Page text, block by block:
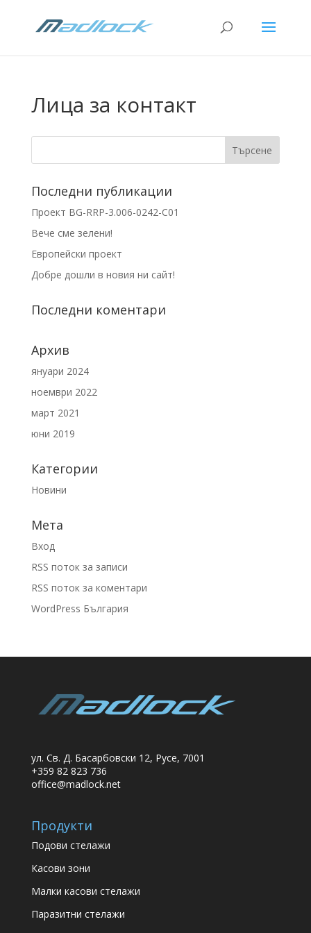
Лица за контакт
Последни публикации
Проект BG-RRP-3.006-0242-C01
Вече сме зелени!
Европейски проект
Добре дошли в новия ни сайт!
Последни коментари
Архив
януари 2024
ноември 2022
март 2021
юни 2019
Категории
Новини
Мета
Вход
RSS поток за записи
RSS поток за коментари
WordPress България
ул. Св. Д. Басарбовски 12, Русе, 7001
+359 82 823 736
office@madlock.net
Продукти
Подови стелажи
Касови зони
Малки касови стелажи
Паразитни стелажи